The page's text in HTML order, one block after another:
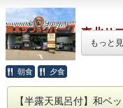
東北サ
内！！
券が
付いたフ
もっと
朝食 夕食
【半露天風呂付】和ベ